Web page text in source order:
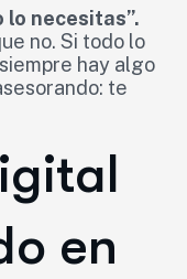
lo necesitas”.
no. Si todo lo
hay algo
te
en